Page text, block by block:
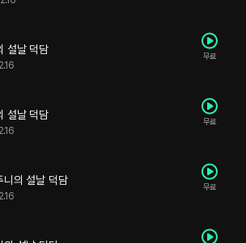
설날 덕담 무료
설날 덕담 무료
니의 설날 덕담 무료